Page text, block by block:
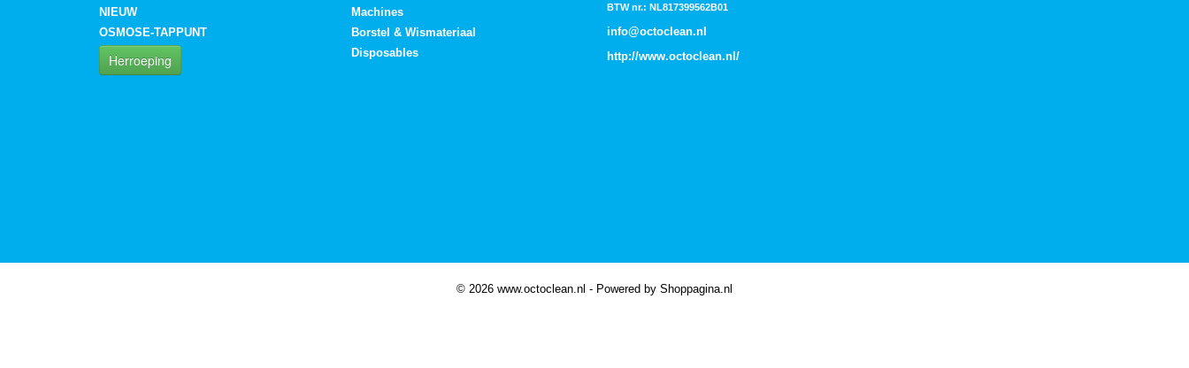
NIEUW
OSMOSE-TAPPUNT
Herroeping
Machines
Borstel & Wismateriaal
Disposables
BTW nr.: NL817399562B01
info@octoclean.nl
http://www.octoclean.nl /
© 2026 www.octoclean.nl - Powered by Shoppagina.nl